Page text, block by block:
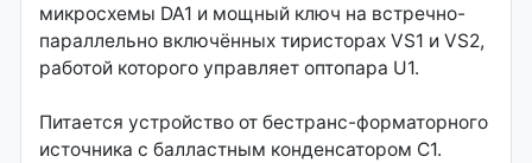
микросхемы DA1 и мощный ключ на встречно-
параллельно включённых тиристорах VS1 и VS2,
работой которого управляет оптопара U1.
Питается устройство от бестранс-форматорного
источника с балластным конденсатором С1.